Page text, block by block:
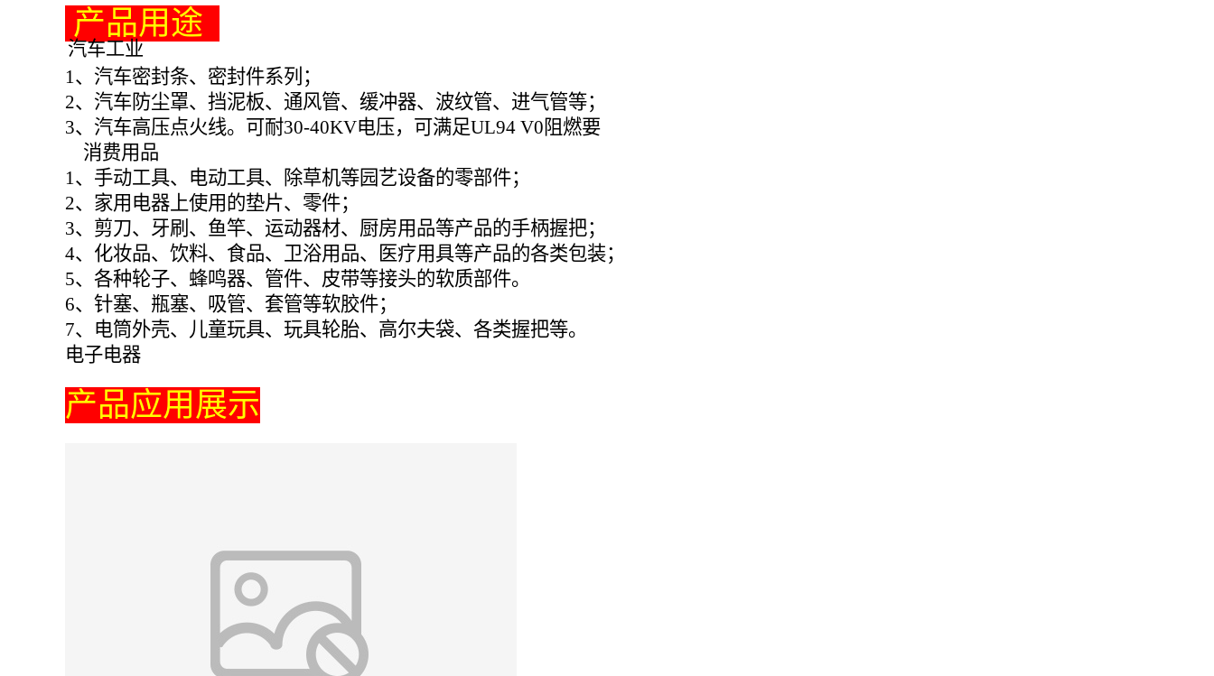
产品用途
汽车工业
1、汽车密封条、密封件系列；
2、汽车防尘罩、挡泥板、通风管、缓冲器、波纹管、进气管等；
3、汽车高压点火线。可耐30-40KV电压，可满足UL94 V0阻燃要
消费用品
1、手动工具、电动工具、除草机等园艺设备的零部件；
2、家用电器上使用的垫片、零件；
3、剪刀、牙刷、鱼竿、运动器材、厨房用品等产品的手柄握把；
4、化妆品、饮料、食品、卫浴用品、医疗用具等产品的各类包装；
5、各种轮子、蜂鸣器、管件、皮带等接头的软质部件。
6、针塞、瓶塞、吸管、套管等软胶件；
7、电筒外壳、儿童玩具、玩具轮胎、高尔夫袋、各类握把等。
电子电器
产品应用展示